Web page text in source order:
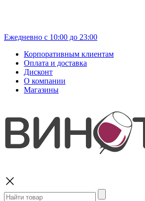
Ежедневно с 10:00 до 23:00
Корпоративным клиентам
Оплата и доставка
Дисконт
О компании
Магазины